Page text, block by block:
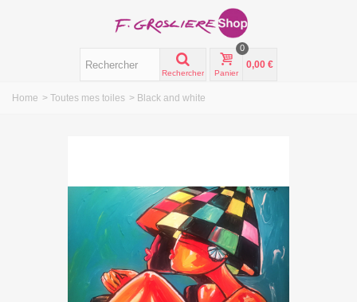
Rechercher Panier
0
0,00 €
Home > Toutes mes toiles > Black and white